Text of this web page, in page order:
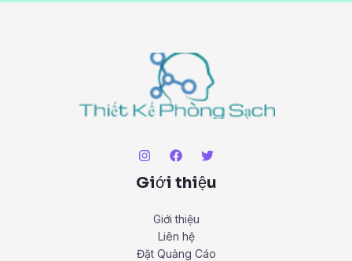
Giới thiệu
Giới thiệu
Liên hệ
Đặt Quảng Cáo